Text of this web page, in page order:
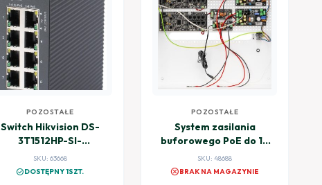
POZOSTAŁE
Switch Hikvision DS-
3T1512HP-SI-
8P4FKIT(75W)
SKU: 63668
check_circleDOSTĘPNY 1SZT.
POZOSTAŁE
System zasilania
buforowego PoE do 16
kamer i rejestratora
BCS POWER BCS-
SKU: 48688
cancelBRAK NA MAGAZYNIE